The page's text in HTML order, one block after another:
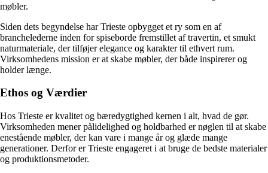
møbler.
Siden dets begyndelse har Trieste opbygget et ry som en af ​​
branchelederne inden for spiseborde fremstillet af travertin, et smukt
naturmateriale, der tilføjer elegance og karakter til ethvert rum.
Virksomhedens mission er at skabe møbler, der både inspirerer og
holder længe.
Ethos og Værdier
Hos Trieste er kvalitet og bæredygtighed kernen i alt, hvad de gør.
Virksomheden mener pålidelighed og holdbarhed er nøglen til at skabe
enestående møbler, der kan vare i mange år og glæde mange
generationer. Derfor er Trieste engageret i at bruge de bedste materialer
og produktionsmetoder.